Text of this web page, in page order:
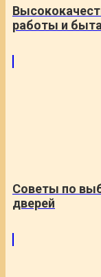
работы и
Советы по
дверей